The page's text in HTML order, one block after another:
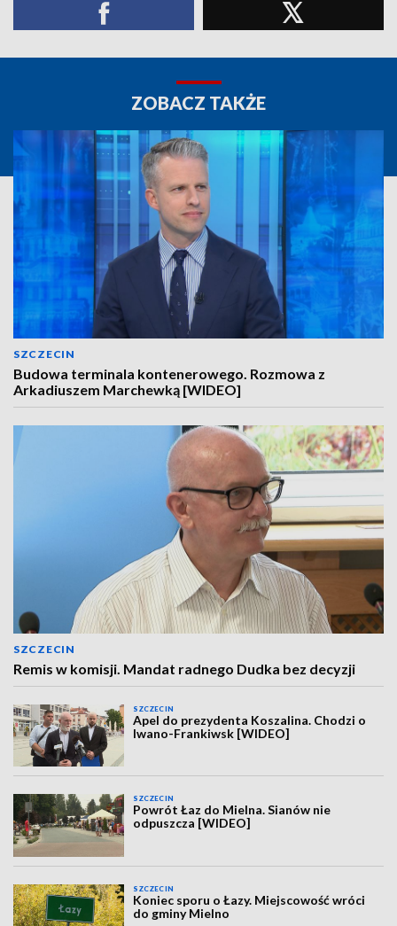
ZOBACZ TAKŻE
SZCZECIN
Budowa terminala kontenerowego. Rozmowa z
Arkadiuszem Marchewką [WIDEO]
SZCZECIN
Remis w komisji. Mandat radnego Dudka bez decyzji
SZCZECIN
Apel do prezydenta Koszalina. Chodzi o
Iwano-Frankiwsk [WIDEO]
SZCZECIN
Powrót Łaz do Mielna. Sianów nie
odpuszcza [WIDEO]
SZCZECIN
Koniec sporu o Łazy. Miejscowość wróci
do gminy Mielno